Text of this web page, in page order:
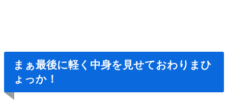
まぁ最後に軽く中身を見せておわりまひ
ょっか！